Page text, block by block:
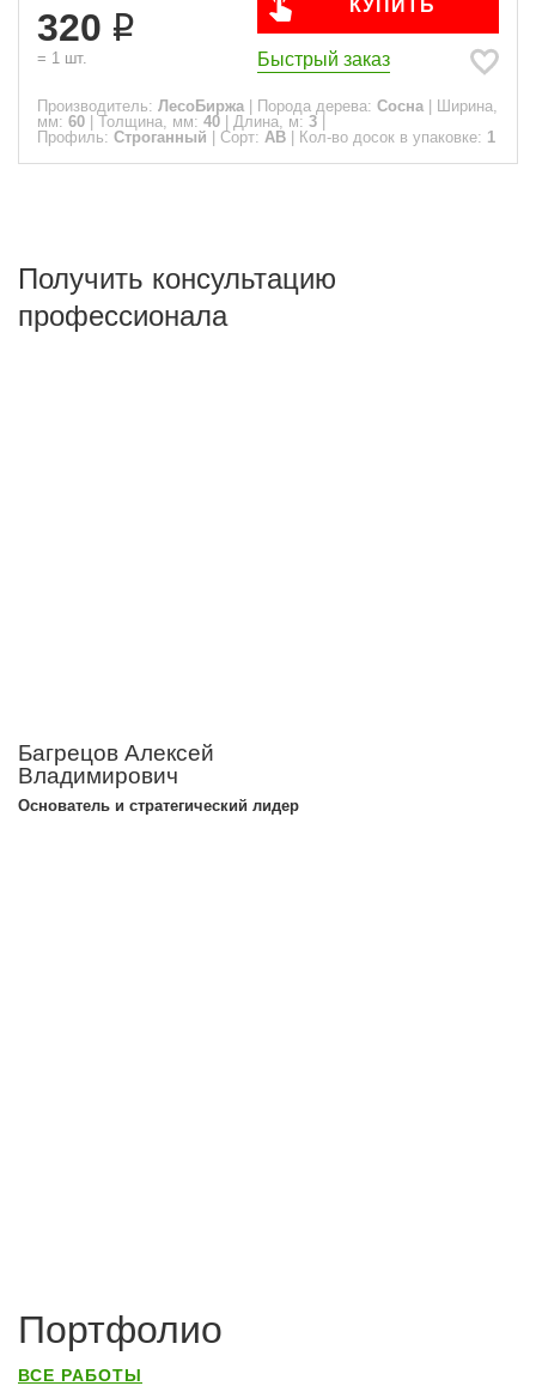
320
= 1 шт.
КУПИТЬ
Быстрый заказ
Производитель: ЛесоБиржа Порода дерева: Сосна
Ширина,
мм: 60 Толщина, мм: 40 Длина, м: 3
Профиль: Строганный Сорт: АВ Кол-во досок в упаковке: 1
Получить консультацию
профессионала
Багрецов Алексей
Владимирович
Основатель и стратегический лидер
Портфолио
ВСЕ РАБОТЫ